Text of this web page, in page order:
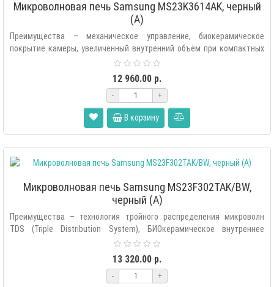
Микроволновая печь Samsung MS23K3614AK, черный
(A)
Преимущества – механическое управление, биокерамическое
покрытие камеры, увеличенный внутренний объём при компактных
12 960.00 р.
- +
В корзину
Микроволновая печь Samsung MS23F302TAK/BW,
черный (A)
Преимущества – технология тройного распределения микроволн
TDS (Triple Distribution System), БИОкерамическое внутреннее
13 320.00 р.
- +